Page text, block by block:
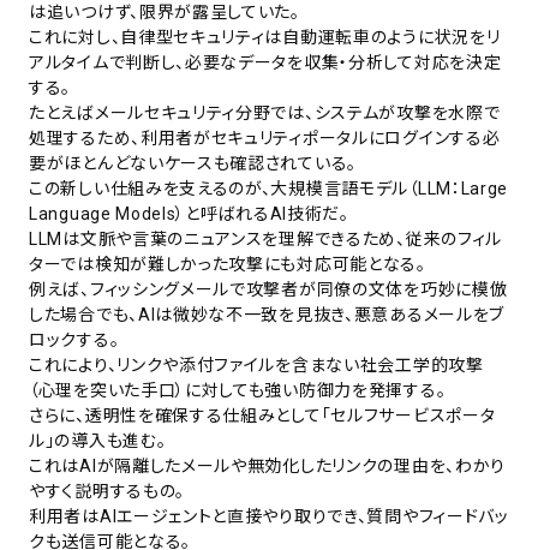
は追いつけず、限界が露呈していた。
これに対し、自律型セキュリティは自動運転車のように状況をリ
アルタイムで判断し、必要なデータを収集・分析して対応を決定
する。
たとえばメールセキュリティ分野では、システムが攻撃を水際で
処理するため、利用者がセキュリティポータルにログインする必
要がほとんどないケースも確認されている。
この新しい仕組みを支えるのが、大規模言語モデル（LLM：Large
Language Models）と呼ばれるAI技術だ。
LLMは文脈や言葉のニュアンスを理解できるため、従来のフィル
ターでは検知が難しかった攻撃にも対応可能となる。
例えば、フィッシングメールで攻撃者が同僚の文体を巧妙に模倣
した場合でも、AIは微妙な不一致を見抜き、悪意あるメールをブ
ロックする。
これにより、リンクや添付ファイルを含まない社会工学的攻撃
（心理を突いた手口）に対しても強い防御力を発揮する。
さらに、透明性を確保する仕組みとして「セルフサービスポータ
ル」の導入も進む。
これはAIが隔離したメールや無効化したリンクの理由を、わかり
やすく説明するもの。
利用者はAIエージェントと直接やり取りでき、質問やフィードバッ
クも送信可能となる。